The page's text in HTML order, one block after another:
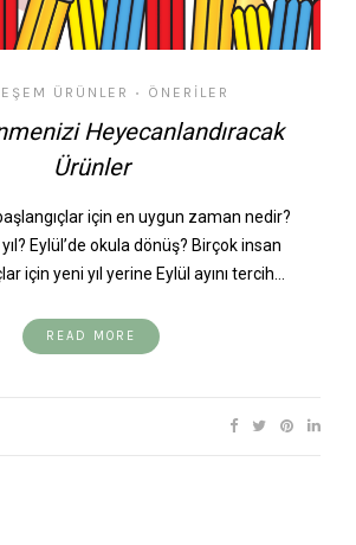
ÜRÜNLER • ÖNERILER
Heyecanlandıracak
Ürünler
için en uygun zaman nedir?
Eylül’de okula dönüş? Birçok insan
için yeni yıl yerine Eylül ayını tercih…
READ MORE